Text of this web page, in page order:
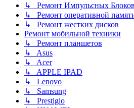
↳ Ремонт Импульсных
↳ Ремонт оперативной
↳ Ремонт жестких дисков
Ремонт мобильной техники
↳ Ремонт планшетов
↳ Asus
↳ Acer
↳ APPLE IPAD
↳ Lenovo
↳ Samsung
↳ Prestigio